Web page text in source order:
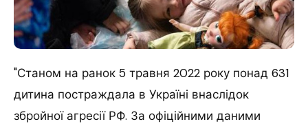
"Станом на ранок 5 травня 2022 року понад 631
дитина постраждала в Україні внаслідок
збройної агресії РФ. За офіційними даними